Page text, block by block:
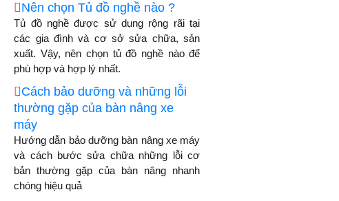
Nên chọn Tủ đồ nghề nào ?
Tủ đồ nghề được sử dụng rộng rãi tại
các gia đình và cơ sở sửa chữa, sản
xuất. Vậy, nên chọn tủ đồ nghề nào để
phù hợp và hợp lý nhất.
Cách bảo dưỡng và những lỗi
thường gặp của bàn nâng xe
máy
Hướng dẫn bảo dưỡng bàn nâng xe máy
và cách bước sửa chữa những lỗi cơ
bản thường gặp của bàn nâng nhanh
chóng hiệu quả